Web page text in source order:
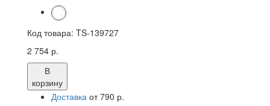
Код товара: TS-139727
2 754 р.
В
корзину
Доставка от 790 р.